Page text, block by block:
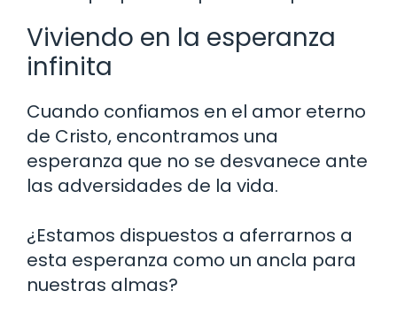
Viviendo en la esperanza
infinita
Cuando confiamos en el amor eterno
de Cristo, encontramos una
esperanza que no se desvanece ante
las adversidades de la vida.
¿Estamos dispuestos a aferrarnos a
esta esperanza como un ancla para
nuestras almas?